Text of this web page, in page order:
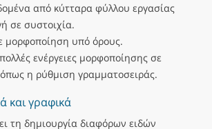
από κύτταρα φύλλου εργασίας
σε συστοιχία.
μορφοποίηση υπό όρους.
ενέργειες μορφοποίησης σε
η ρύθμιση γραμματοσειράς.
και γραφικά
τη δημιουργία διαφόρων ειδών